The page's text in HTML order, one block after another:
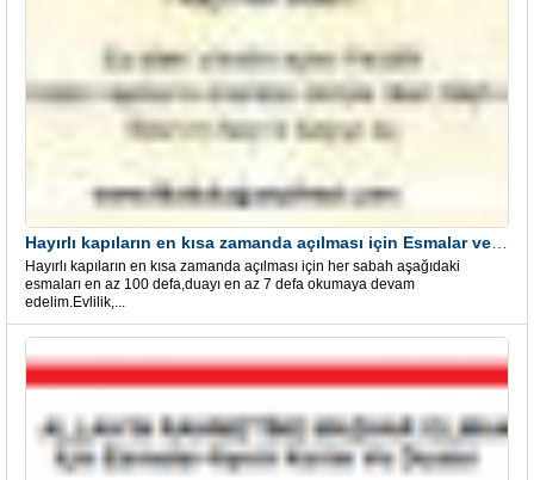
Hayırlı kapıların en kısa zamanda açılması için her sabah aşağıdaki
esmaları en az 100 defa,duayı en az 7 defa okumaya devam
edelim.Evlilik,...